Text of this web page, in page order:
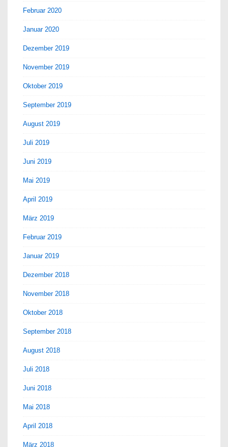
Februar 2020
Januar 2020
Dezember 2019
November 2019
Oktober 2019
September 2019
August 2019
Juli 2019
Juni 2019
Mai 2019
April 2019
März 2019
Februar 2019
Januar 2019
Dezember 2018
November 2018
Oktober 2018
September 2018
August 2018
Juli 2018
Juni 2018
Mai 2018
April 2018
März 2018